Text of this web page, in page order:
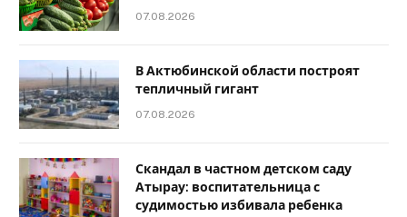
07.08.2026
В Актюбинской области построят
тепличный гигант
07.08.2026
Скандал в частном детском саду
Атырау: воспитательница с
судимостью избивала ребенка